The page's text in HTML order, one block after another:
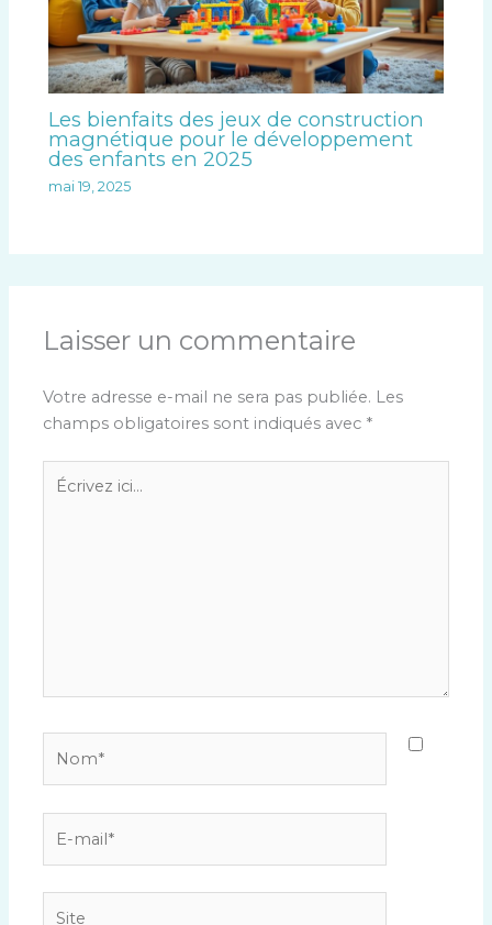
Les bienfaits des jeux de construction
magnétique pour le développement
des enfants en 2025
mai 19, 2025
Laisser un commentaire
Votre adresse e-mail ne sera pas publiée. Les
champs obligatoires sont indiqués avec *
Écrivez
mail*